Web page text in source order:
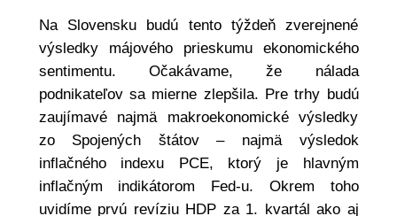
Na Slovensku budú tento týždeň zverejnené
výsledky májového prieskumu ekonomického
sentimentu. Očakávame, že nálada
podnikateľov sa mierne zlepšila. Pre trhy budú
zaujímavé najmä makroekonomické výsledky
zo Spojených štátov – najmä výsledok
inflačného indexu PCE, ktorý je hlavným
inflačným indikátorom Fed-u. Okrem toho
uvidíme prvú revíziu HDP za 1. kvartál ako aj